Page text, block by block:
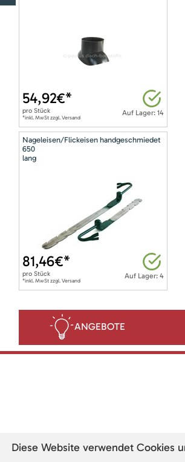
Auf Lager: 14
54,92€*
pro Stück
*inkl. MwSt zzgl. Versand
Nageleisen/Flickeisen handgeschmiedet
650
lang
Auf Lager: 4
81,46€*
pro Stück
*inkl. MwSt zzgl. Versand
ANGEBOTE
Diese Website verwendet Cookies